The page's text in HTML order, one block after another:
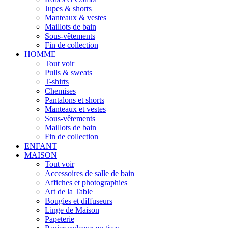
Jupes & shorts
Manteaux & vestes
Maillots de bain
Sous-vêtements
Fin de collection
HOMME
Tout voir
Pulls & sweats
T-shirts
Chemises
Pantalons et shorts
Manteaux et vestes
Sous-vêtements
Maillots de bain
Fin de collection
ENFANT
MAISON
Tout voir
Accessoires de salle de bain
Affiches et photographies
Art de la Table
Bougies et diffuseurs
Linge de Maison
Papeterie